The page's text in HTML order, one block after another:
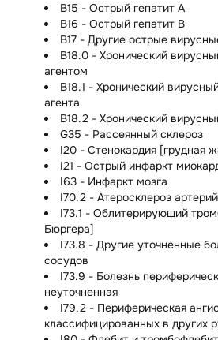
B15 - Острый гепатит A
B16 - Острый гепатит B
B17 - Другие острые
B18.0 - Хронический
агентом
B18.1 - Хронический
агента
B18.2 - Хронический
G35 - Рассеянный склероз
I20 - Стенокардия [грудная
I21 - Острый инфаркт
I63 - Инфаркт мозга
I70.2 - Атеросклероз
I73.1 - Облитерирующий
Бюргера]
I73.8 - Другие уточненные
сосудов
I73.9 - Болезнь
неуточненная
I79.2 - Периферическая
классифицированных в других